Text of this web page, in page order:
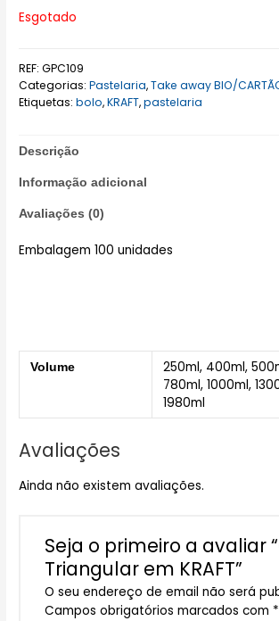
Esgotado
REF:GPC109
Categorias:Pastelaria,Take away BIO/
Etiquetas:bolo,KRAFT,pastelaria
Descrição
Informação adicional
Avaliações (0)
Embalagem 100 unidades
Volume
250ml, 400ml,
780ml, 1000ml,
1980ml
Avaliações
Ainda não existem avaliações.
Seja o primeiro a avaliar
Triangular em KRAFT”
O seu endereço de email não será
Campos obrigatórios marcados com *